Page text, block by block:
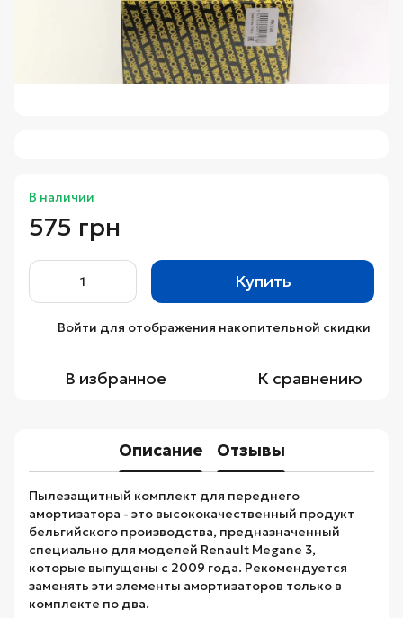
В наличии
575 грн
Купить
Войти для отображения накопительной скидки
В избранное К сравнению
Описание Отзывы
Пылезащитный комплект для переднего
амортизатора - это высококачественный продукт
бельгийского производства, предназначенный
специально для моделей Renault Megane 3,
которые выпущены с 2009 года. Рекомендуется
заменять эти элементы амортизаторов только в
комплекте по два.